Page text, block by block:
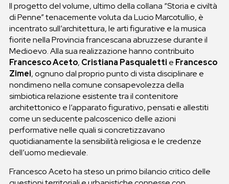
Il progetto del volume, ultimo della collana “Storia e civiltà
di Penne” tenacemente voluta da Lucio Marcotullio, è
incentrato sull’architettura, le arti figurative e la musica
fiorite nella Provincia francescana abruzzese durante il
Medioevo. Alla sua realizzazione hanno contribuito
Francesco Aceto, Cristiana Pasqualetti e Francesco
Zimei, ognuno dal proprio punto di vista disciplinare e
nondimeno nella comune consapevolezza della
simbiotica relazione esistente tra il contenitore
architettonico e l’apparato figurativo, pensati e allestiti
come un seducente palcoscenico delle azioni
performative nelle quali si concretizzavano
quotidianamente la sensibilità religiosa e le credenze
dell’uomo medievale.
Francesco Aceto ha steso un primo bilancio critico delle